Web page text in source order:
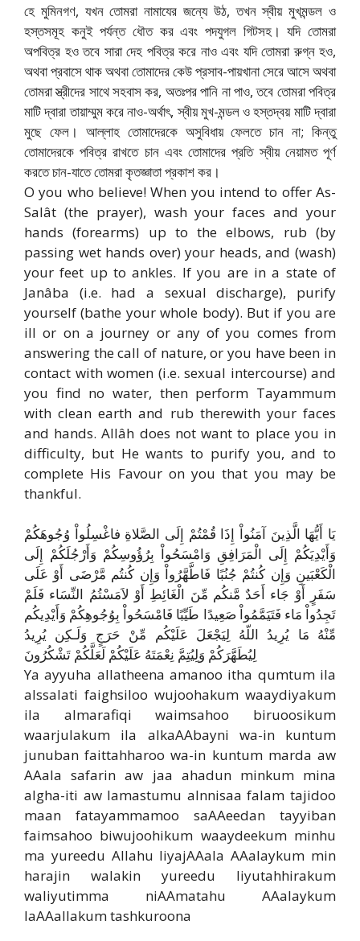
হে মুমিনগণ, যখন তোমরা নামাযের জন্যে উঠ, তখন স্বীয় মুখমন্ডল ও
হস্তসমূহ কনুই পর্যন্ত ধৌত কর এবং পদযুগল গিটসহ। যদি তোমরা
অপবিত্র হও তবে সারা দেহ পবিত্র করে নাও এবং যদি তোমরা রুগ্ন হও,
অথবা প্রবাসে থাক অথবা তোমাদের কেউ প্রসাব-পায়খানা সেরে আসে অথবা
তোমরা স্ত্রীদের সাথে সহবাস কর, অতঃপর পানি না পাও, তবে তোমরা পবিত্র
মাটি দ্বারা তায়াম্মুম করে নাও-অর্থাৎ, স্বীয় মুখ-মন্ডল ও হস্তদ্বয় মাটি দ্বারা
মুছে ফেল। আল্লাহ তোমাদেরকে অসুবিধায় ফেলতে চান না; কিন্তু
তোমাদেরকে পবিত্র রাখতে চান এবং তোমাদের প্রতি স্বীয় নেয়ামত পূর্ণ
করতে চান-যাতে তোমরা কৃতজ্ঞাতা প্রকাশ কর।
O you who believe! When you intend to offer As-
Salât (the prayer), wash your faces and your
hands (forearms) up to the elbows, rub (by
passing wet hands over) your heads, and (wash)
your feet up to ankles. If you are in a state of
Janâba (i.e. had a sexual discharge), purify
yourself (bathe your whole body). But if you are
ill or on a journey or any of you comes from
answering the call of nature, or you have been in
contact with women (i.e. sexual intercourse) and
you find no water, then perform Tayammum
with clean earth and rub therewith your faces
and hands. Allâh does not want to place you in
difficulty, but He wants to purify you, and to
complete His Favour on you that you may be
thankful.
يَا أَيُّهَا الَّذِينَ آمَنُواْ إِذَا قُمْتُمْ إِلَى الصَّلاةِ فاغْسِلُواْ وُجُوهَكُمْ
وَأَيْدِيَكُمْ إِلَى الْمَرَافِقِ وَامْسَحُواْ بِرُؤُوسِكُمْ وَأَرْجُلَكُمْ إِلَى
الْكَعْبَينِ وَإِن كُنتُمْ جُنُبًا فَاطَّهَّرُواْ وَإِن كُنتُم مَّرْضَى أَوْ عَلَى
سَفَرٍ أَوْ جَاء أَحَدٌ مَّنكُم مِّنَ الْغَائِطِ أَوْ لاَمَسْتُمُ النِّسَاء فَلَمْ
تَجِدُواْ مَاء فَتَيَمَّمُواْ صَعِيدًا طَيِّبًا فَامْسَحُواْ بِوُجُوهِكُمْ وَأَيْدِيكُم
مِّنْهُ مَا يُرِيدُ اللّهُ لِيَجْعَلَ عَلَيْكُم مِّنْ حَرَجٍ وَلَـكِن يُرِيدُ
لِيُطَهَّرَكُمْ وَلِيُتِمَّ نِعْمَتَهُ عَلَيْكُمْ لَعَلَّكُمْ تَشْكُرُونَ
Ya ayyuha allatheena amanoo itha qumtum ila
alssalati faighsiloo wujoohakum waaydiyakum
ila almarafiqi waimsahoo biruoosikum
waarjulakum ila alkaAAbayni wa-in kuntum
junuban faittahharoo wa-in kuntum marda aw
AAala safarin aw jaa ahadun minkum mina
algha-iti aw lamastumu alnnisaa falam tajidoo
maan fatayammamoo saAAeedan tayyiban
faimsahoo biwujoohikum waaydeekum minhu
ma yureedu Allahu liyajAAala AAalaykum min
harajin walakin yureedu liyutahhirakum
waliyutimma niAAmatahu AAalaykum
laAAallakum tashkuroona